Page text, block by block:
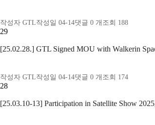
작성자 GTL작성일 04-14댓글 0 개 조회 188
29
[25.02.28.] GTL Signed MOU with Walkerin
작성자 GTL작성일 04-14댓글 0 개 조회 174
28
[25.03.10-13] Participation in Satellite Show